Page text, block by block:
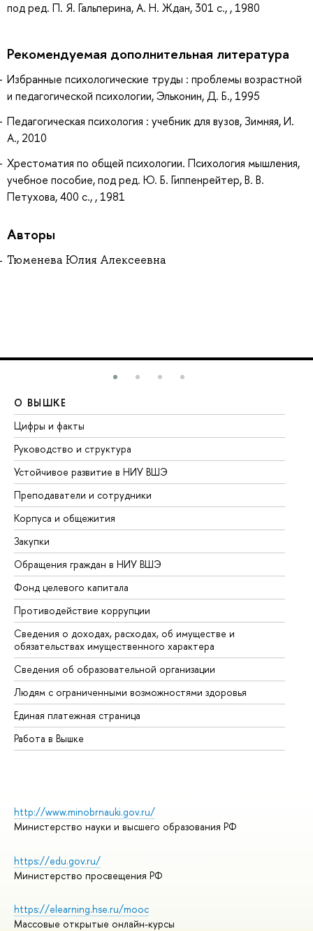
под ред. П. Я. Гальперина, А. Н. Ждан, 301 с., , 1980
Рекомендуемая дополнительная литература
Избранные психологические труды : проблемы возрастной
и педагогической психологии, Эльконин, Д. Б., 1995
Педагогическая психология : учебник для вузов, Зимняя, И.
А., 2010
Хрестоматия по общей психологии. Психология мышления,
учебное пособие, под ред. Ю. Б. Гиппенрейтер, В. В.
Петухова, 400 с., , 1981
Авторы
Тюменева Юлия Алексеевна
О ВЫШКЕ
Цифры и факты
Руководство и структура
Устойчивое развитие в НИУ ВШЭ
Преподаватели и сотрудники
Корпуса и общежития
Закупки
Обращения граждан в НИУ ВШЭ
Фонд целевого капитала
Противодействие коррупции
Сведения о доходах, расходах, об имуществе и
обязательствах имущественного характера
Сведения об образовательной организации
Людям с ограниченными возможностями здоровья
Единая платежная страница
Работа в Вышке
http://www.minobrnauki.gov.ru/
Министерство науки и высшего образования РФ
https://edu.gov.ru/
Министерство просвещения РФ
https://elearning.hse.ru/mooc
Массовые открытые онлайн-курсы